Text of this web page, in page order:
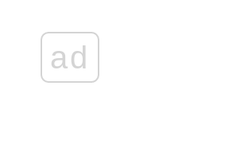
ad